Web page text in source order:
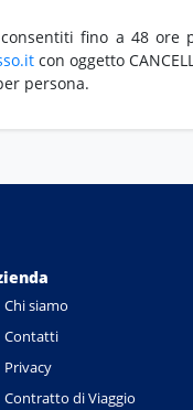
fino a 48 ore
con oggetto
persona.
Chi siamo
Contatti
Privacy
Contratto di Viaggio